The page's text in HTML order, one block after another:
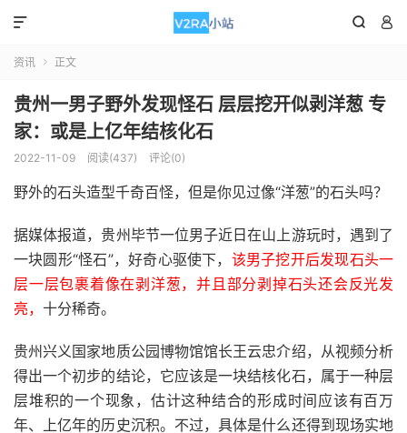
 

资讯  正文
贵州一男子野外发现怪石 层层挖开似剥洋葱 专
家：或是上亿年结核化石
2022-11-09 阅读(437) 评论(0)
野外的石头造型千奇百怪，但是你见过像“洋葱”的石头吗？
据媒体报道，贵州毕节一位男子近日在山上游玩时，遇到了
一块圆形“怪石”，好奇心驱使下， 该男子挖开后发现石头一
层一层包裹着像在剥洋葱，并且部分剥掉石头还会反光发
亮， 十分稀奇。
贵州兴义国家地质公园博物馆馆长王云忠介绍，从视频分析
得出一个初步的结论，它应该是一块结核化石，属于一种层
层堆积的一个现象，估计这种结合的形成时间应该有百万
年、上亿年的历史沉积。不过，具体是什么还得到现场实地